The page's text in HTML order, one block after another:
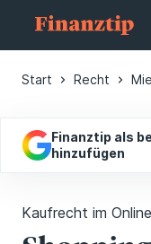
Start Recht
Finanztip als
hinzufügen
Kaufrecht im